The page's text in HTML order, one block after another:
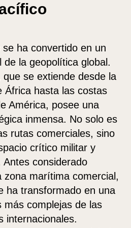
ha convertido en un
de la geopolítica global.
se extiende desde la
África hasta las costas
América, posee una
inmensa. No solo es
rutas comerciales, sino
crítico militar y
Antes considerado
zona marítima comercial,
ha transformado en una
más complejas de las
internacionales.